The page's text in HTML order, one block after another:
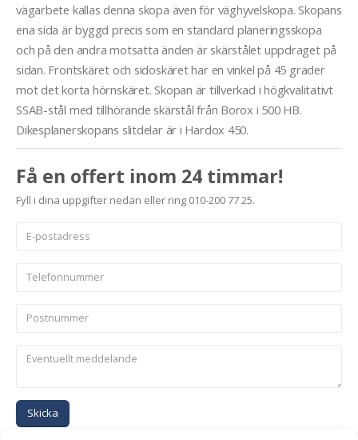
vägarbete kallas denna skopa även för väghyvelskopa. Skopans
ena sida är byggd precis som en standard planeringsskopa
och på den andra motsatta änden är skärstålet uppdraget på
sidan. Frontskäret och sidoskäret har en vinkel på 45 grader
mot det korta hörnskäret. Skopan är tillverkad i högkvalitativt
SSAB-stål med tillhörande skärstål från Borox i 500 HB.
Dikesplanerskopans slitdelar är i Hardox 450.
Få en offert inom 24 timmar!
Fyll i dina uppgifter nedan eller ring 010-200 77 25.
Skicka